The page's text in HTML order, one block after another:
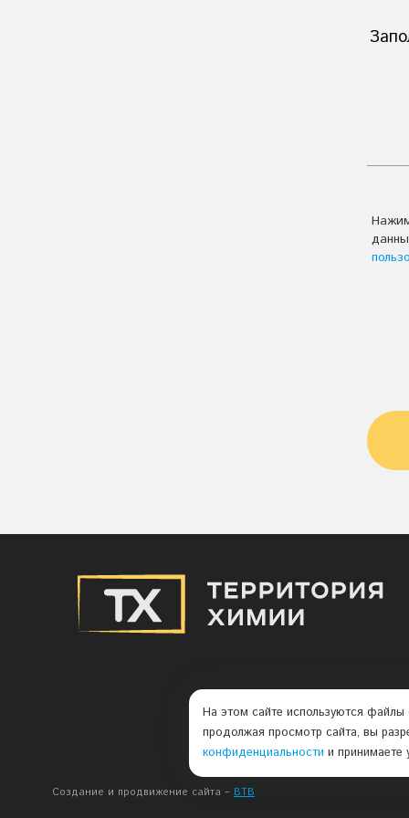
Создание и продвижение сайта – BTB
На этом сайте используются
продолжая просмотр сайта, вы
конфиденциальности и принимаете